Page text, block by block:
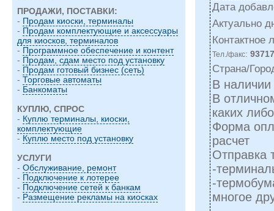
ПРОДАЖИ, ПОСТАВКИ:
- Продам киоски, терминалы
- Продам комплектующие и аксессуары
для киосков, терминалов
- Программное обеспечение и контент
- Продам, сдам место под установку
- Продам готовый бизнес (сеть)
- Торговые автоматы
- Банкоматы
КУПЛЮ, СПРОС
- Куплю терминалы, киоски,
комплектующие
- Куплю место под установку
УСЛУГИ
- Обслуживание, ремонт
- Подключение к лотерее
- Подключение сетей к банкам
- Размещение рекламы на киосках
Дата
Актуально
Контактное
Тел./факс:
Страна/
В
В
каких
Форма
расчет
Отправка
-
-
многое